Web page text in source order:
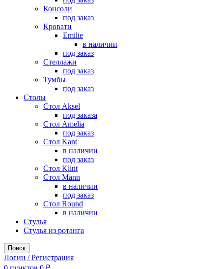
Консоли
под заказ
Кровати
Emilie
в наличии
под заказ
Стеллажи
под заказ
Тумбы
под заказ
Столы
Стол Aksel
под заказа
Стол Amelia
под заказ
Стол Kant
в наличии
под заказ
Стол Klint
Стол Mann
в наличии
под заказ
Стол Round
в наличии
Стулья
Стулья из ротанга
Поиск
Логин / Регистрация